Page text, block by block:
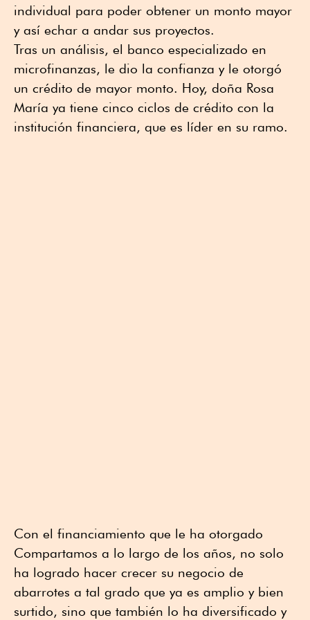
individual para poder obtener un monto mayor
y así echar a andar sus proyectos.
Tras un análisis, el banco especializado en
microfinanzas, le dio la confianza y le otorgó
un crédito de mayor monto. Hoy, doña Rosa
María ya tiene cinco ciclos de crédito con la
institución financiera, que es líder en su ramo.
Con el financiamiento que le ha otorgado
Compartamos a lo largo de los años, no solo
ha logrado hacer crecer su negocio de
abarrotes a tal grado que ya es amplio y bien
surtido, sino que también lo ha diversificado y